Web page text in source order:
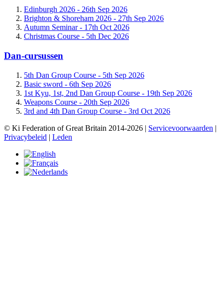
Edinburgh 2026 - 26th Sep 2026
Brighton & Shoreham 2026 - 27th Sep 2026
Autumn Seminar - 17th Oct 2026
Christmas Course - 5th Dec 2026
Dan-cursussen
5th Dan Group Course - 5th Sep 2026
Basic sword - 6th Sep 2026
1st Kyu, 1st, 2nd Dan Group Course - 19th Sep 2026
Weapons Course - 20th Sep 2026
3rd and 4th Dan Group Course - 3rd Oct 2026
© Ki Federation of Great Britain 2014-2026 | Servicevoorwaarden |
Privacybeleid | Leden